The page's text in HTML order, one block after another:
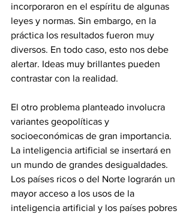
incorporaron en el espíritu de algunas
leyes y normas. Sin embargo, en la
práctica los resultados fueron muy
diversos. En todo caso, esto nos debe
alertar. Ideas muy brillantes pueden
contrastar con la realidad.
El otro problema planteado involucra
variantes geopolíticas y
socioeconómicas de gran importancia.
La inteligencia artificial se insertará en
un mundo de grandes desigualdades.
Los países ricos o del Norte lograrán un
mayor acceso a los usos de la
inteligencia artificial y los países pobres